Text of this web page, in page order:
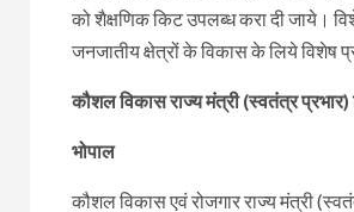
को शैक्षणिक किट उपलब्ध करा दी जाये।
जनजातीय क्षेत्रों के विकास के लिये विशेष
कौशल विकास राज्य मंत्री (स्वतंत्र
भोपाल
कौशल विकास एवं रोजगार राज्य मंत्री